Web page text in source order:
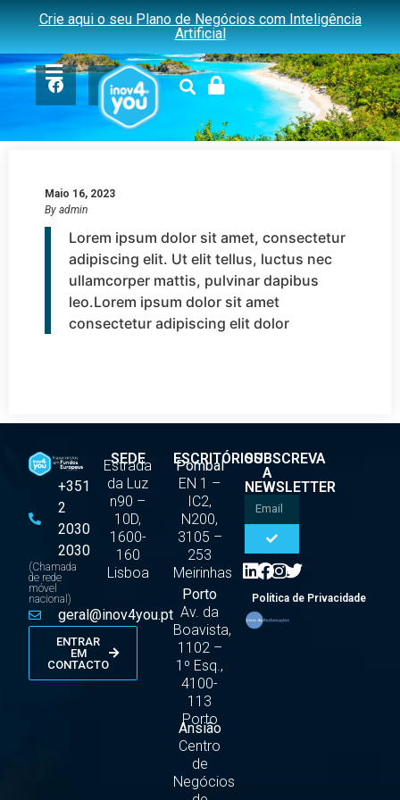
Crie aqui o seu Plano de Negócios com Inteligência
Artificial
TURISMO Em Números
Maio 16, 2023
By admin
Lorem ipsum dolor sit amet, consectetur
adipiscing elit. Ut elit tellus, luctus nec
ullamcorper mattis, pulvinar dapibus
leo.Lorem ipsum dolor sit amet
consectetur adipiscing elit dolor
+351
2
2030
2030
(Chamada
de rede
móvel
nacional)
geral@inov4you.pt
ENTRAR
EM
CONTACTO
SEDE
Estrada
da Luz
n90 –
10D,
1600-
160
Lisboa
ESCRITÓRIOS
Pombal
EN 1 –
IC2,
N200,
3105 –
253
Meirinhas
Porto
Av. da
Boavista,
1102 –
1º Esq.,
4100-
113
Porto
Ansião
Centro
de
Negócios
SUBSCREVA
A
NEWSLETTER
Política de Privacidade